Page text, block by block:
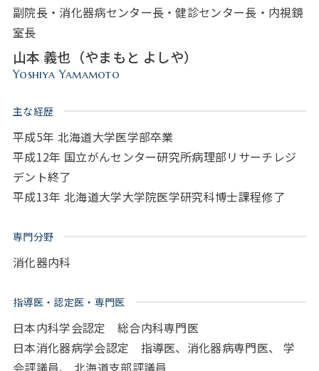
副院長・消化器病センター長・健診センター長・内視鏡
室長
山本 義也（やまもと よしや）
Yoshiya Yamamoto
主な経歴
平成5年 北海道大学医学部卒業
平成12年 国立がんセンター研究所病理部リサーチレジ
デント終了
平成13年 北海道大学大学院医学研究科博士課程修了
専門分野
消化器内科
指導医・認定医・専門医
日本内科学会認定 総合内科専門医
日本消化器病学会認定 指導医、消化器病専門医、 学